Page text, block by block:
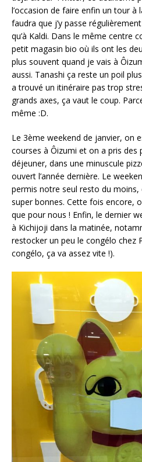
l’occasion de faire enfin un tour à
faudra que j’y passe
qu’à Kaldi. Dans le même centre
petit magasin bio où ils ont les
plus souvent quand je vais à
aussi. Tanashi ça reste un poil
a trouvé un itinéraire pas trop
grands axes, ça vaut le coup.
même :D.
Le 3ème weekend de janvier, on
courses à Ôizumi et on a pris des
déjeuner, dans une minuscule
ouvert l’année dernière. Le
permis notre seul resto du moins,
super bonnes. Cette fois encore,
que pour nous ! Enfin, le dernier
à Kichijoji dans la matinée,
restocker un peu le congélo chez
congélo, ça va assez vite !).